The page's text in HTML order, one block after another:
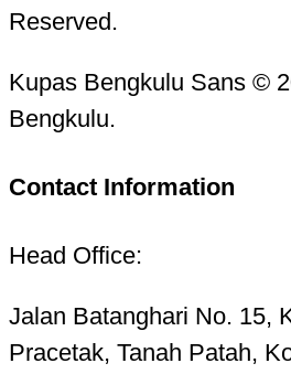
Reserved.
Kupas Bengkulu Sans ©
Bengkulu.
Contact Information
Head Office:
Jalan Batanghari No. 15,
Pracetak, Tanah Patah,